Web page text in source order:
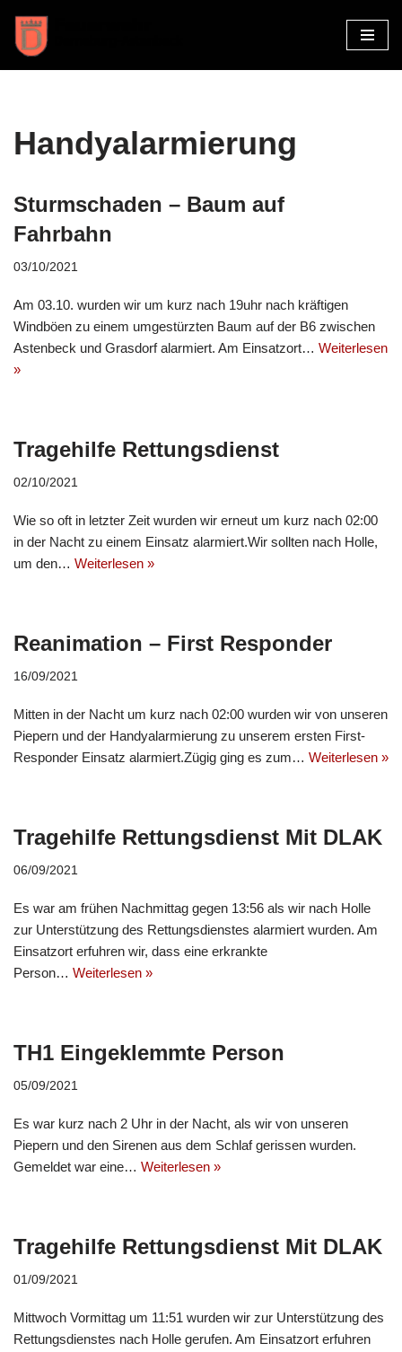
Zum
Inhalt
Handyalarmierung
Sturmschaden – Baum auf
Fahrbahn
03/10/2021
Am 03.10. wurden wir um kurz nach 19uhr nach kräftigen
Windböen zu einem umgestürzten Baum auf der B6 zwischen
Astenbeck und Grasdorf alarmiert. Am Einsatzort… Weiterlesen
»
Tragehilfe Rettungsdienst
02/10/2021
Wie so oft in letzter Zeit wurden wir erneut um kurz nach 02:00
in der Nacht zu einem Einsatz alarmiert.Wir sollten nach Holle,
um den… Weiterlesen »
Reanimation – First Responder
16/09/2021
Mitten in der Nacht um kurz nach 02:00 wurden wir von unseren
Piepern und der Handyalarmierung zu unserem ersten First-
Responder Einsatz alarmiert.Zügig ging es zum… Weiterlesen »
Tragehilfe Rettungsdienst Mit DLAK
06/09/2021
Es war am frühen Nachmittag gegen 13:56 als wir nach Holle
zur Unterstützung des Rettungsdienstes alarmiert wurden. Am
Einsatzort erfuhren wir, dass eine erkrankte
Person… Weiterlesen »
TH1 Eingeklemmte Person
05/09/2021
Es war kurz nach 2 Uhr in der Nacht, als wir von unseren
Piepern und den Sirenen aus dem Schlaf gerissen wurden.
Gemeldet war eine… Weiterlesen »
Tragehilfe Rettungsdienst Mit DLAK
01/09/2021
Mittwoch Vormittag um 11:51 wurden wir zur Unterstützung des
Rettungsdienstes nach Holle gerufen. Am Einsatzort erfuhren